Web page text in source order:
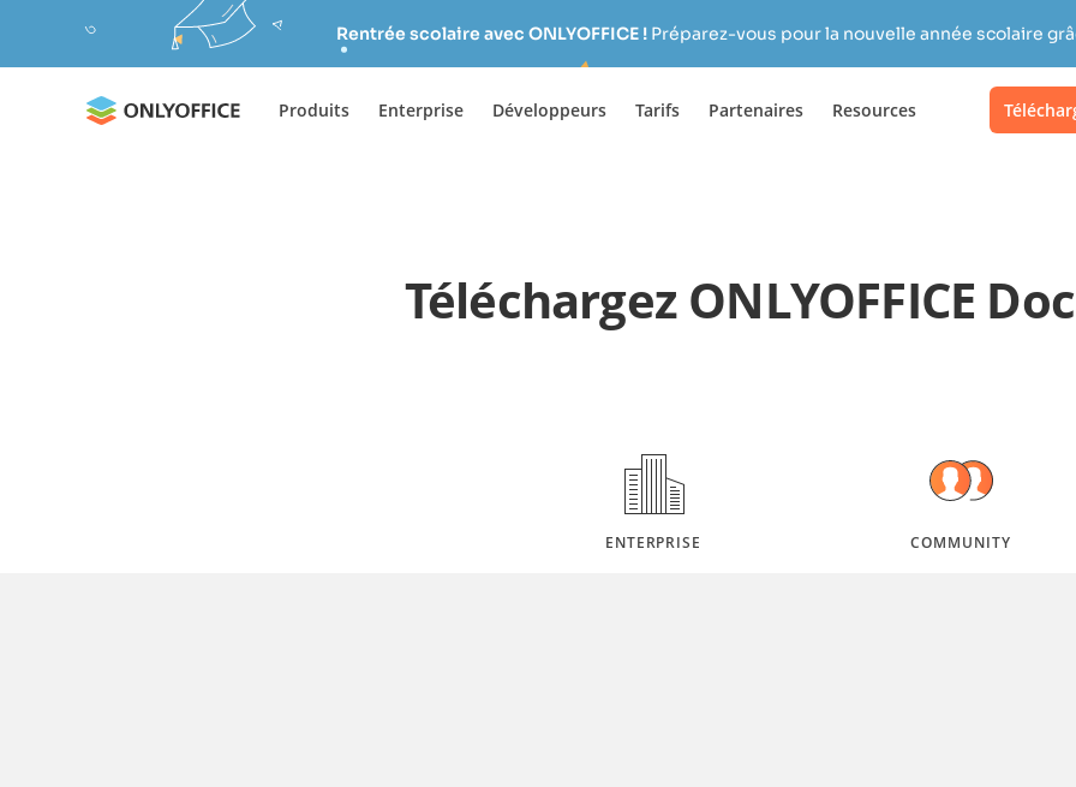
Rentrée scolaire avec ONLYOFFICE !Préparez-vous pour la nouvelle année scolaire
Produits Enterprise Développeurs Tarifs Partenaires Resources
Téléchargez ONLYOFFICE
ENTERPRISE COMMUNITY